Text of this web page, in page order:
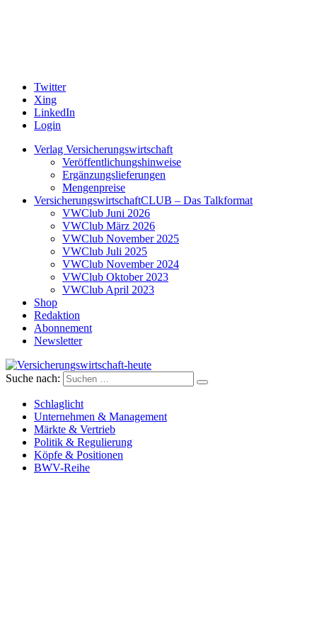
Twitter
Xing
LinkedIn
Login
Verlag Versicherungswirtschaft
Veröffentlichungshinweise
Ergänzungslieferungen
Mengenpreise
VersicherungswirtschaftCLUB – Das Talkformat
VWClub Juni 2026
VWClub März 2026
VWClub November 2025
VWClub Juli 2025
VWClub November 2024
VWClub Oktober 2023
VWClub April 2023
Shop
Redaktion
Abonnement
Newsletter
Versicherungswirtschaft-heute
Suche nach:
Schlaglicht
Unternehmen & Management
Märkte & Vertrieb
Politik & Regulierung
Köpfe & Positionen
BWV-Reihe